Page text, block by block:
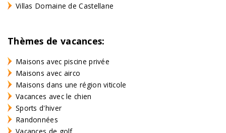
Villas Domaine de Castellane
Thèmes de vacances:
Maisons avec piscine privée
Maisons avec airco
Maisons dans une région viticole
Vacances avec le chien
Sports d'hiver
Randonnées
Vacances de golf